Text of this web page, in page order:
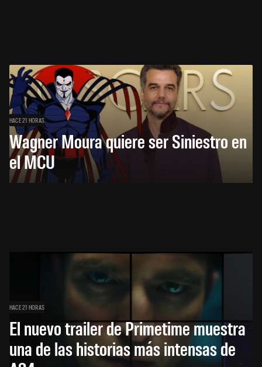
HACE 21 HORAS
Wagner Moura quiere ser Siniestro en
el MCU
HACE 21 HORAS
El nuevo trailer de Primetime muestra
una de las historias más intensas de